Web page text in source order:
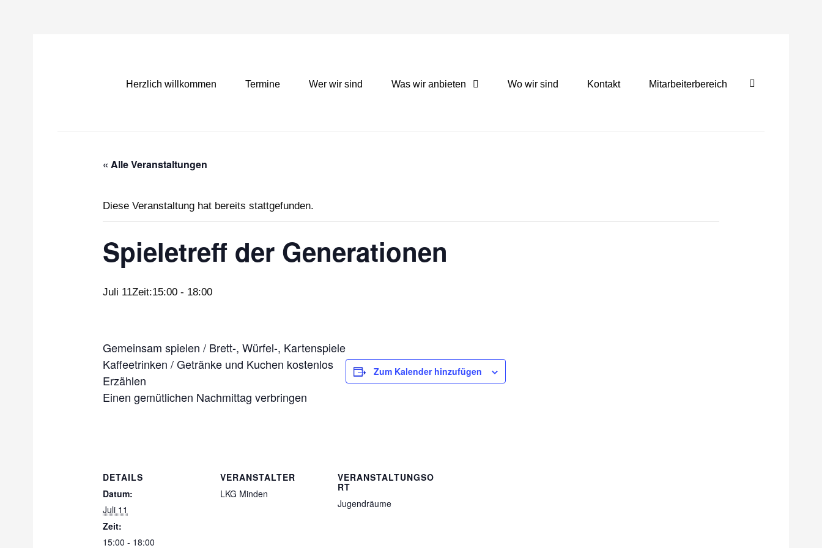
Herzlich willkommen Termine Wer wir sind Was wir anbieten Wo wir sind Kontakt Mitarbeiterbereich
« Alle Veranstaltungen
Diese Veranstaltung hat bereits stattgefunden.
Spieletreff der Generationen
Juli 11Zeit:15:00 - 18:00
Gemeinsam spielen / Brett-, Würfel-, Kartenspiele
Kaffeetrinken / Getränke und Kuchen kostenlos
Erzählen
Einen gemütlichen Nachmittag verbringen
Zum Kalender hinzufügen
DETAILS
Datum:
Juli 11
Zeit:
15:00 - 18:00
VERANSTALTER
LKG Minden
VERANSTALTUNGSO
RT
Jugendräume